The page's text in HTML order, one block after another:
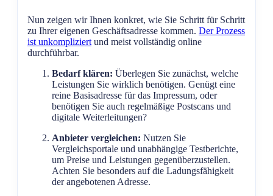
Nun zeigen wir Ihnen konkret, wie Sie Schritt für Schritt
zu Ihrer eigenen Geschäftsadresse kommen. Der Prozess
ist unkompliziert und meist vollständig online
durchführbar.
Bedarf klären: Überlegen Sie zunächst, welche
Leistungen Sie wirklich benötigen. Genügt eine
reine Basisadresse für das Impressum, oder
benötigen Sie auch regelmäßige Postscans und
digitale Weiterleitungen?
Anbieter vergleichen: Nutzen Sie
Vergleichsportale und unabhängige Testberichte,
um Preise und Leistungen gegenüberzustellen.
Achten Sie besonders auf die Ladungsfähigkeit
der angebotenen Adresse.